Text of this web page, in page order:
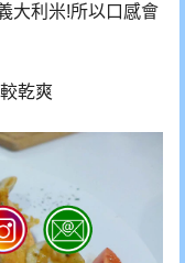
大利米!所以口感會
乾爽